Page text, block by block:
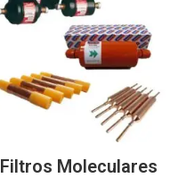
Filtros Moleculares